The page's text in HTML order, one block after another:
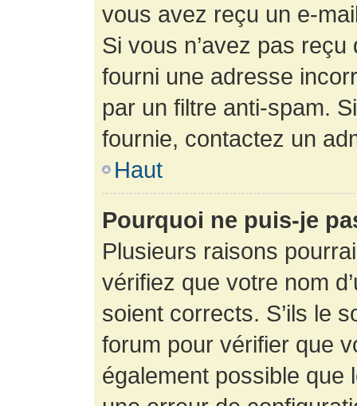
vous avez reçu un e-
Si vous n’avez pas
fourni une adresse
par un filtre anti-spam.
fournie, contactez un
Haut
Pourquoi ne puis-je
Plusieurs raisons
vérifiez que votre nom
soient corrects. S’ils le
forum pour vérifier que
également possible que